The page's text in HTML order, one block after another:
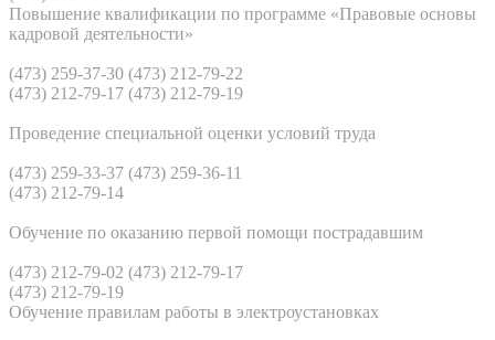
Повышение квалификации по программе «Правовые основы
кадровой деятельности»
(473) 259-37-30 (473) 212-79-22
(473) 212-79-17 (473) 212-79-19
Проведение специальной оценки условий труда
(473) 259-33-37 (473) 259-36-11
(473) 212-79-14
Обучение по оказанию первой помощи пострадавшим
(473) 212-79-02 (473) 212-79-17
(473) 212-79-19
Обучение правилам работы в электроустановках